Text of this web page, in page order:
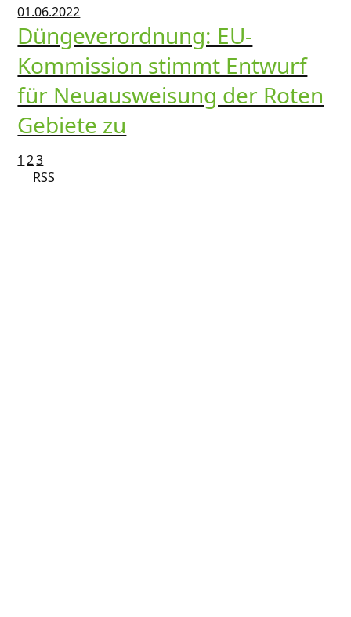
01.06.2022
Düngeverordnung: EU-
Kommission stimmt Entwurf
für Neuausweisung der Roten
Gebiete zu
1 23
RSS